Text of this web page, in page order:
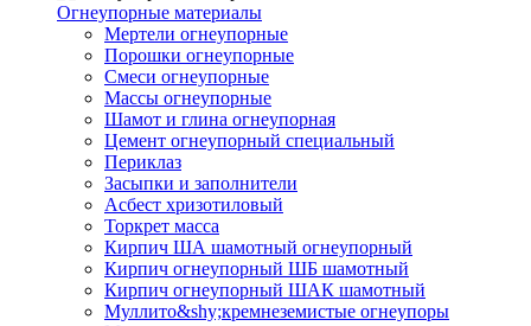
Огнеупорные материалы
Мертели огнеупорные
Порошки огнеупорные
Смеси огнеупорные
Массы огнеупорные
Шамот и глина огнеупорная
Цемент огнеупорный специальный
Периклаз
Засыпки и заполнители
Асбест хризотиловый
Торкрет масса
Кирпич ША шамотный огнеупорный
Кирпич огнеупорный ШБ шамотный
Кирпич огнеупорный ШАК шамотный
Муллито&shy;­кремнеземистые огнеупоры